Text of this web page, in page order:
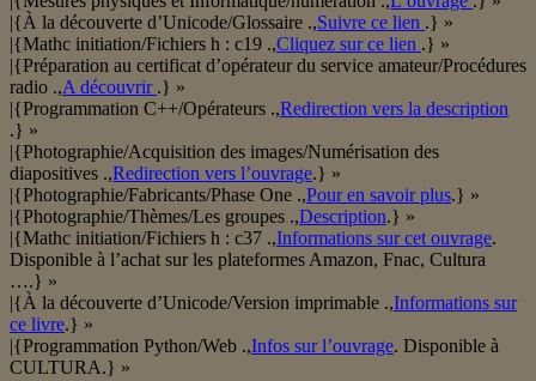
|{À la découverte d’Unicode/Glossaire .,Suivre ce lien .} »
|{Mathc initiation/Fichiers h : c19 .,Cliquez sur ce lien .} »
|{Préparation au certificat d’opérateur du service amateur/Procédures
radio .,A découvrir .} »
|{Programmation C++/Opérateurs .,Redirection vers la description
.} »
|{Photographie/Acquisition des images/Numérisation des
diapositives .,Redirection vers l’ouvrage.} »
|{Photographie/Fabricants/Phase One .,Pour en savoir plus.} »
|{Photographie/Thèmes/Les groupes .,Description.} »
|{Mathc initiation/Fichiers h : c37 .,Informations sur cet ouvrage.
Disponible à l’achat sur les plateformes Amazon, Fnac, Cultura
….} »
|{À la découverte d’Unicode/Version imprimable .,Informations sur
ce livre.} »
|{Programmation Python/Web .,Infos sur l’ouvrage. Disponible à
CULTURA.} »